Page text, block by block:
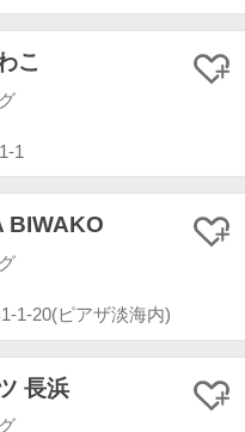
こ
1
BIWAKO
1-20(ピアザ淡海内)
長浜